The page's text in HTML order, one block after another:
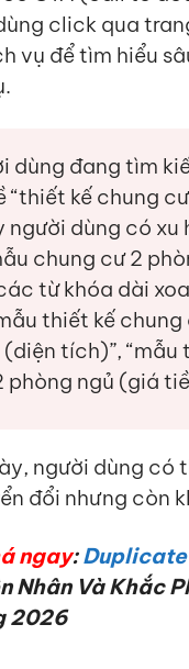
click qua
vụ để tìm hiểu
dùng đang tìm
“thiết kế chung
người dùng có xu
chung cư 2
từ khóa dài
thiết kế chung
tích)”, “mẫu
phòng ngủ (giá
người dùng có
đổi nhưng còn
ngay:
Nhân Và Khắc
2026